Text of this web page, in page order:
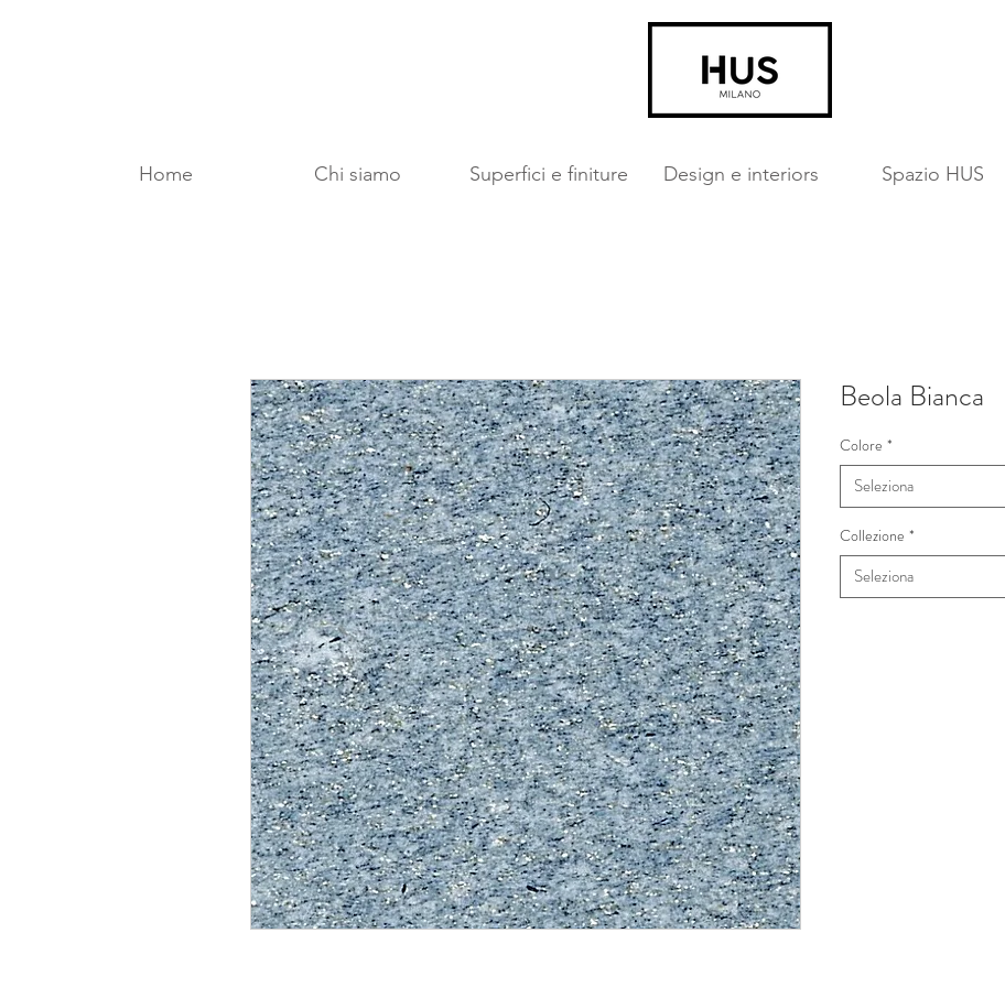
Home Chi siamo Superfici e finiture Design e interiors Spazio HUS
Beola Bianca
Colore *
Seleziona
Collezione *
Seleziona